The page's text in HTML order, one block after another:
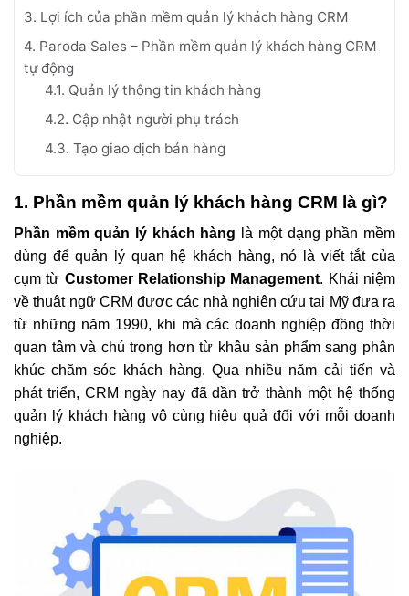
3. Lợi ích của phần mềm quản lý khách hàng CRM
4. Paroda Sales – Phần mềm quản lý khách hàng CRM
tự động
4.1. Quản lý thông tin khách hàng
4.2. Cập nhật người phụ trách
4.3. Tạo giao dịch bán hàng
1. Phần mềm quản lý khách hàng CRM là gì?
Phần mềm quản lý khách hàng là một dạng phần mềm
dùng để quản lý quan hệ khách hàng, nó là viết tắt của
cụm từ Customer Relationship Management. Khái niệm
về thuật ngữ CRM được các nhà nghiên cứu tại Mỹ đưa ra
từ những năm 1990, khi mà các doanh nghiệp đồng thời
quan tâm và chú trọng hơn từ khâu sản phẩm sang phân
khúc chăm sóc khách hàng. Qua nhiều năm cải tiến và
phát triển, CRM ngày nay đã dần trở thành một hệ thống
quản lý khách hàng vô cùng hiệu quả đối với mỗi doanh
nghiệp.